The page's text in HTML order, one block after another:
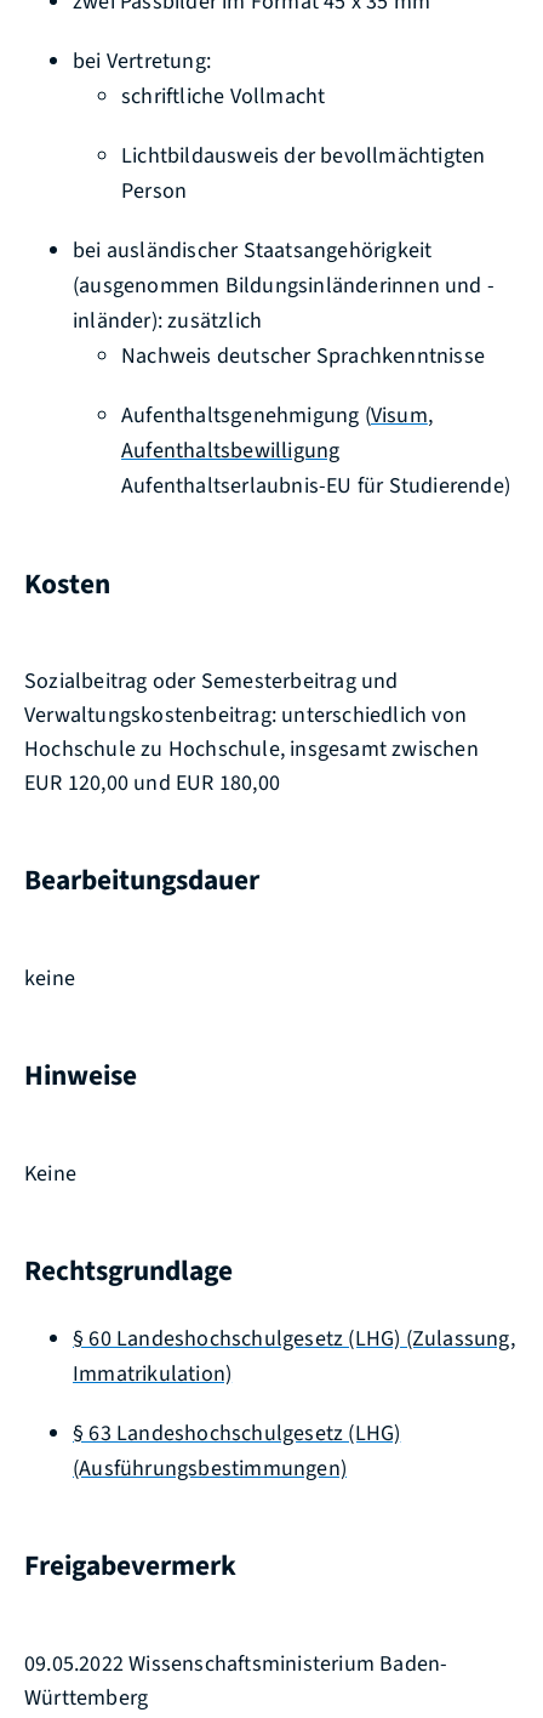
bei Vertretung:
schriftliche Vollmacht
Lichtbildausweis der bevollmächtigten
Person
bei ausländischer Staatsangehörigkeit
(ausgenommen Bildungsinländerinnen und -
inländer): zusätzlich
Nachweis deutscher Sprachkenntnisse
Aufenthaltsgenehmigung (Visum,
Aufenthaltsbewilligung
Aufenthaltserlaubnis-EU für Studierende)
Kosten
Sozialbeitrag oder Semesterbeitrag und
Verwaltungskostenbeitrag: unterschiedlich von
Hochschule zu Hochschule, insgesamt zwischen
EUR 120,00 und EUR 180,00
Bearbeitungsdauer
keine
Hinweise
Keine
Rechtsgrundlage
§ 60 Landeshochschulgesetz (LHG) (Zulassung,
Immatrikulation)
§ 63 Landeshochschulgesetz (LHG)
(Ausführungsbestimmungen)
Freigabevermerk
09.05.2022 Wissenschaftsministerium Baden-
Württemberg